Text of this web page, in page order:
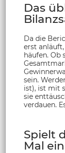
Das
Da die
erst
häufen. Ob
sein.
ist), ist mit
sie
verdauen.
Spielt
Mal